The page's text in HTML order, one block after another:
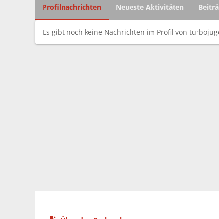
Profilnachrichten Neueste Aktivitäten
Es gibt noch keine Nachrichten im Profil von